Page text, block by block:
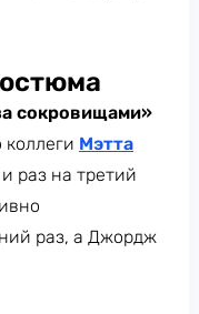
сокровищами»
Мэтта
раз на третий
раз, а Джордж